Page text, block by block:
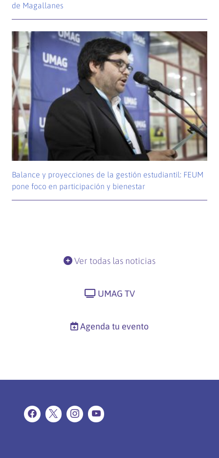
de Magallanes
Balance y proyecciones de la gestión estudiantil: FEUM
pone foco en participación y bienestar
Ver todas las noticias
UMAG TV
Agenda tu evento